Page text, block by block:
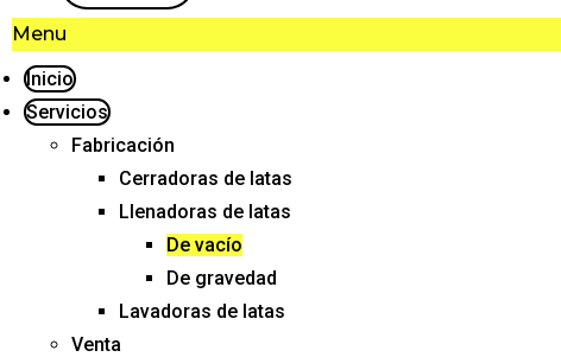
Menu
Inicio
Servicios
Fabricación
Cerradoras de latas
Llenadoras de latas
De vacío
De gravedad
Lavadoras de latas
Venta